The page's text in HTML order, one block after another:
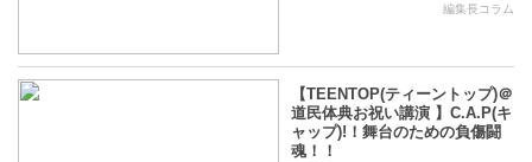
編集長コラム
【TEENTOP(ティーントップ)＠
道民体典お祝い講演 】C.A.P(キ
ャップ)!！舞台のための負傷闘
魂！！